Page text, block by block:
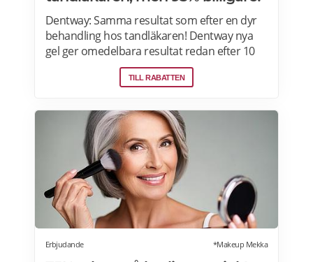
Dentway: Samma resultat som efter en dyr
behandling hos tandläkaren! Dentway nya
gel ger omedelbara resultat redan efter 10
minuter och verkar helt utan ilningar eller
irritation i tänderna. Den stärker även
Passar dig som har normalt till känsligt
tandkött eller tunn emalj eftersom
sammansättningen är helt PH-neutral vilket
gör att den inte skadar dina tänder eller
tandkött. Samma behandlingsmetod som
hos tandläkaren, men 70-95 % billigare. Läs
mer om Dentway Starter Kit här.
TILL RABATTEN
Erbjudande *Makeup Mekka